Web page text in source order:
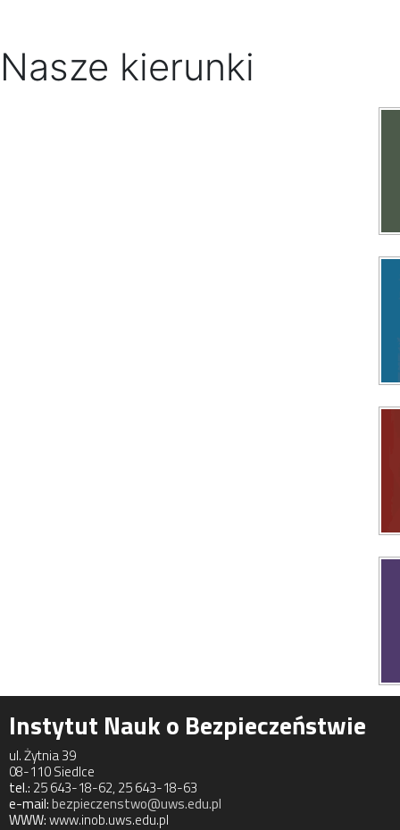
Nasze kierunki
Instytut Nauk o Bezpieczeństwie
ul. Żytnia 39
08-110 Siedlce
tel.: 25 643-18-62, 25 643-18-63
e-mail:bezpieczenstwo@uws.edu.pl
WWW:www.inob.uws.edu.pl